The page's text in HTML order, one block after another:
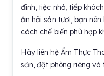
đình, tiệc nhỏ, tiếp
ăn hải sản tươi, bạn
cách chế biến phù hợp
Hãy liên hệ Ẩm Thực
sản, đặt phòng riêng và